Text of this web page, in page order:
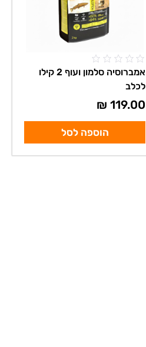
אמברוסיה סלמון ועוף 2 קילו
לכלב
119.00
₪
הוספה לסל